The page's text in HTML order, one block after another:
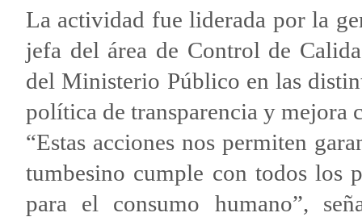
La actividad fue liderada por la
jefa del área de Control de
del Ministerio Público en las
política de transparencia y mejora
“Estas acciones nos permiten
tumbesino cumple con todos los
para el consumo humano”,